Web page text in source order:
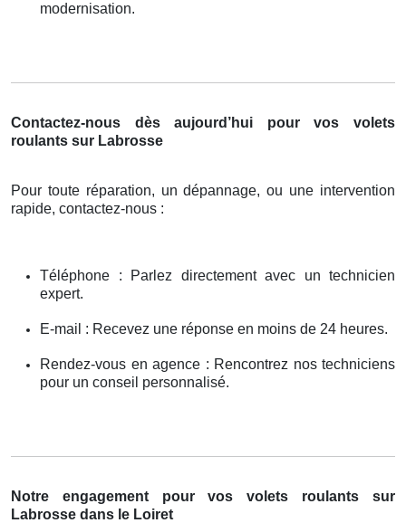
modernisation.
Contactez-nous dès aujourd’hui pour vos volets
roulants sur Labrosse
Pour toute réparation, un dépannage, ou une intervention
rapide, contactez-nous :
Téléphone : Parlez directement avec un technicien
expert.
E-mail : Recevez une réponse en moins de 24 heures.
Rendez-vous en agence : Rencontrez nos techniciens
pour un conseil personnalisé.
Notre engagement pour vos volets roulants sur
Labrosse dans le Loiret